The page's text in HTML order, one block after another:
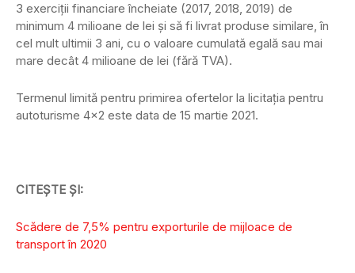
3 exerciții financiare încheiate (2017, 2018, 2019) de
minimum 4 milioane de lei și să fi livrat produse similare, în
cel mult ultimii 3 ani, cu o valoare cumulată egală sau mai
mare decât 4 milioane de lei (fără TVA).
Termenul limită pentru primirea ofertelor la licitația pentru
autoturisme 4×2 este data de 15 martie 2021.
CITEȘTE ȘI:
Scădere de 7,5% pentru exporturile de mijloace de
transport în 2020